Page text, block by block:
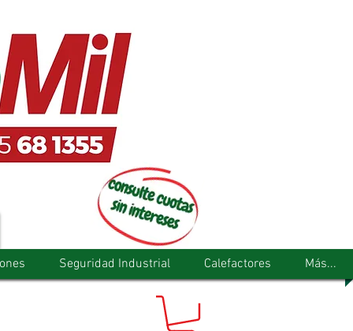
Seguridad Industrial Calefactores Más...